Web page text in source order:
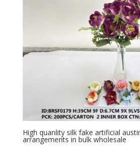
High quanlity silk fake artificial
arrangements in bulk wholesale